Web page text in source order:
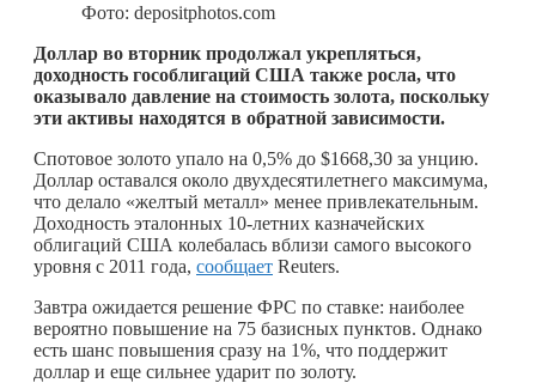
Фото: depositphotos.com
Доллар во вторник продолжал укрепляться,
доходность гособлигаций США также росла, что
оказывало давление на стоимость золота, поскольку
эти активы находятся в обратной зависимости.
Спотовое золото упало на 0,5% до $1668,30 за унцию.
Доллар оставался около двухдесятилетнего максимума,
что делало «желтый металл» менее привлекательным.
Доходность эталонных 10-летних казначейских
облигаций США колебалась вблизи самого высокого
уровня с 2011 года, сообщает Reuters.
Завтра ожидается решение ФРС по ставке: наиболее
вероятно повышение на 75 базисных пунктов. Однако
есть шанс повышения сразу на 1%, что поддержит
доллар и еще сильнее ударит по золоту.